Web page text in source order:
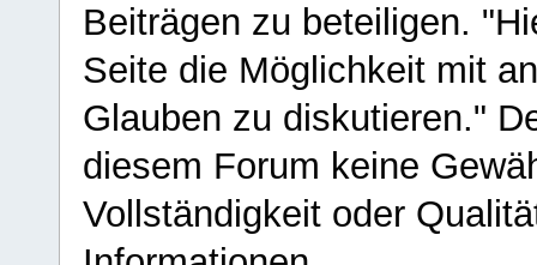
Beiträgen zu beteiligen.
Seite die Möglichkeit mit
Glauben zu diskutieren."
diesem Forum keine
Vollständigkeit oder